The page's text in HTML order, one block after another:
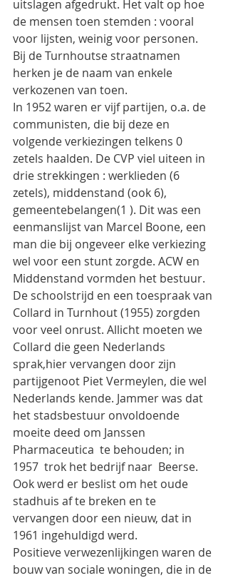
uitslagen afgedrukt. Het valt op hoe
de mensen toen stemden : vooral
voor lijsten, weinig voor personen.
Bij de Turnhoutse straatnamen
herken je de naam van enkele
verkozenen van toen.
In 1952 waren er vijf partijen, o.a. de
communisten, die bij deze en
volgende verkiezingen telkens 0
zetels haalden. De CVP viel uiteen in
drie strekkingen : werklieden (6
zetels), middenstand (ook 6),
gemeentebelangen(1 ). Dit was een
eenmanslijst van Marcel Boone, een
man die bij ongeveer elke verkiezing
wel voor een stunt zorgde. ACW en
Middenstand vormden het bestuur.
De schoolstrijd en een toespraak van
Collard in Turnhout (1955) zorgden
voor veel onrust. Allicht moeten we
Collard die geen Nederlands
sprak,hier vervangen door zijn
partijgenoot Piet Vermeylen, die wel
Nederlands kende. Jammer was dat
het stadsbestuur onvoldoende
moeite deed om Janssen
Pharmaceutica  te behouden; in
1957  trok het bedrijf naar  Beerse.
Ook werd er beslist om het oude
stadhuis af te breken en te
vervangen door een nieuw, dat in
1961 ingehuldigd werd.
Positieve verwezenlijkingen waren de
bouw van sociale woningen, die in de